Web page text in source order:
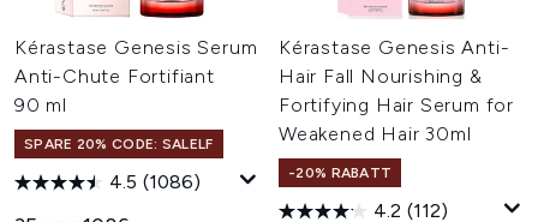
Kérastase Genesis Serum
Anti-Chute Fortifiant
90 ml
SPARE 20% CODE: SALELF
4.5 (1086)
Kérastase Genesis Anti-
Hair Fall Nourishing &
Fortifying Hair Serum for
Weakened Hair 30ml
-20% RABATT
4.2 (112)